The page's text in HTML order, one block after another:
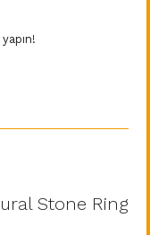
Stone Ring